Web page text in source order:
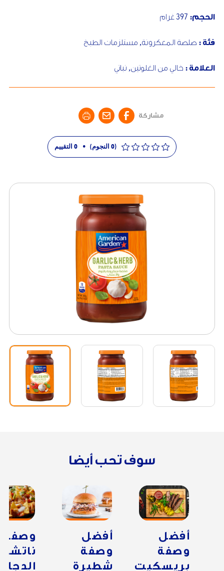
الحجم: 397غرام
فئة : صلصة المعكرونة, مستلزمات الطبخ
العلامة : خالي من الغلوتين, نباتي
مشاركة
(0 النجوم) •
0 التقييم
سوف تحب أيضا
أفضل
وصفة
بريسكيت
أفضل
وصفة
شطيرة
وصفة